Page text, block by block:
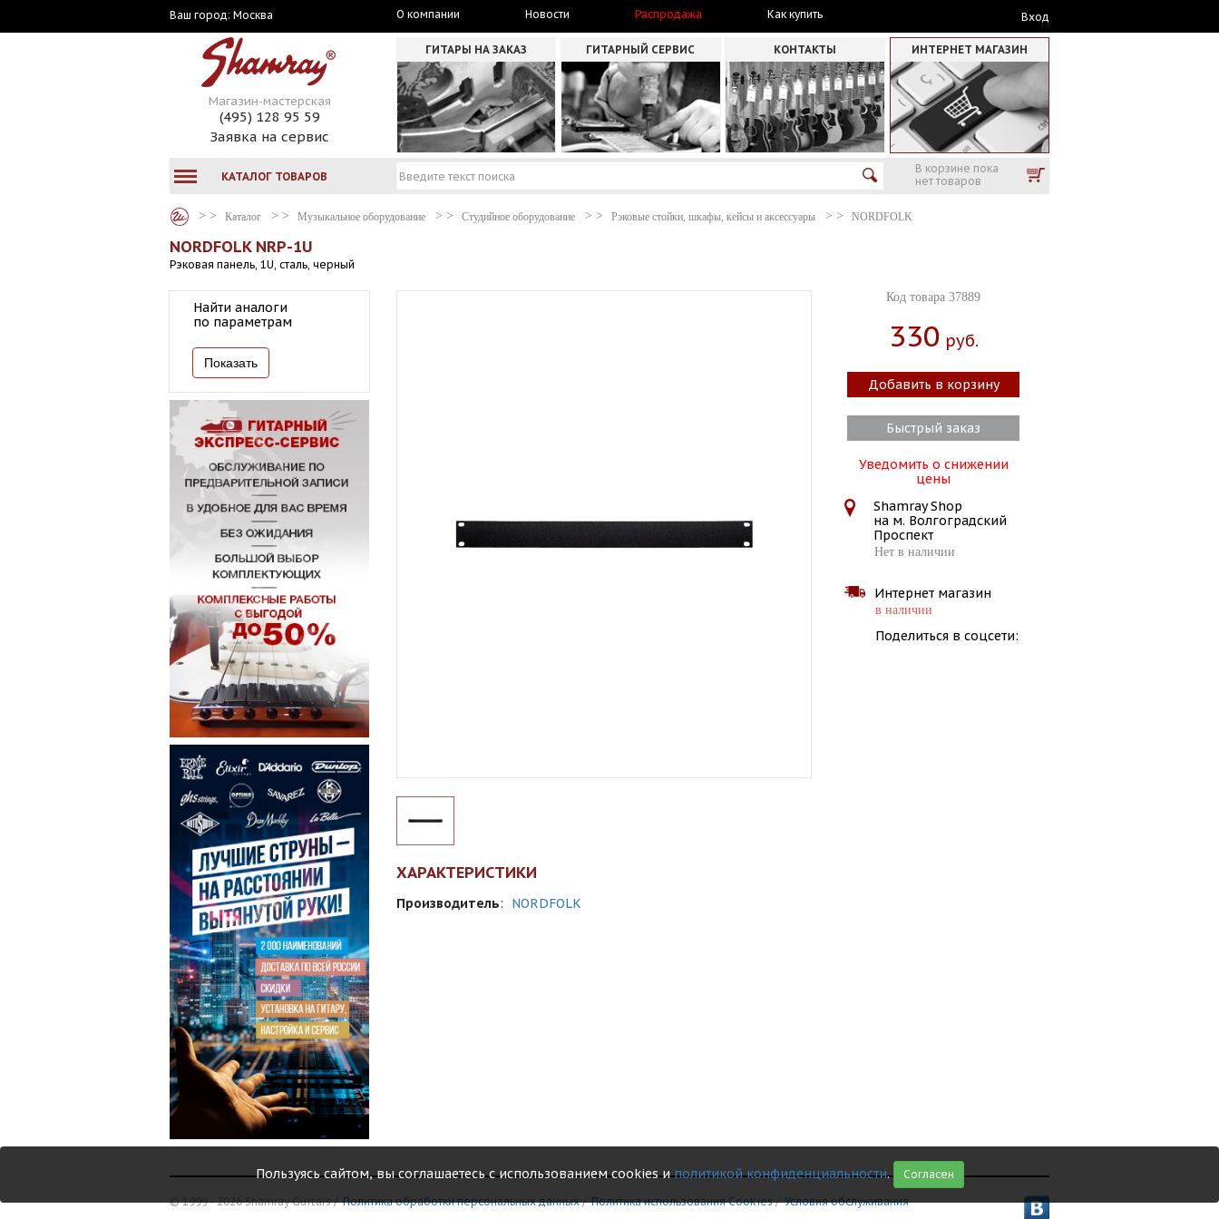
Ваш город: Москва О компании Новости Распродажа Как купить Вход
Магазин-мастерская
(495) 128 95 59
Заявка на сервис
ГИТАРЫ НА ЗАКАЗ ГИТАРНЫЙ СЕРВИС КОНТАКТЫ ИНТЕРНЕТ МАГАЗИН
КАТАЛОГ ТОВАРОВ
В корзине пока
нет товаров
Каталог Музыкальное оборудование Студийное оборудование Рэковые стойки, шкафы, кейсы и аксессуары NORDFOLK
NORDFOLK NRP-1U
Рэковая панель, 1U, сталь, черный
Найти аналоги
по параметрам
Код товара 37889
330 Руб.
Добавить в корзину
Быстрый заказ
Уведомить о снижении
цены
Shamray Shop
на м. Волгоградский
Проспект
Нет в наличии
Интернет магазин
в наличии
Поделиться в соцсети:
ХАРАКТЕРИСТИКИ
Производитель: NORDFOLK
© 1999 - 2026 Shamray Guitars /Политика обработки персональных данных/Политика использования Сookies/Условия обслуживания
Пользуясь сайтом, вы соглашаетесь с использованием cookies иполитикой конфиденциальности. Согласен